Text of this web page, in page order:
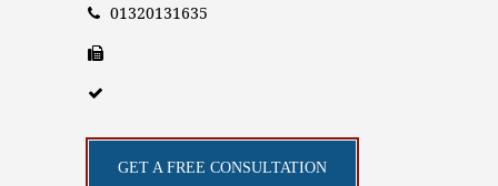
01320131635
GET A FREE CONSULTATION